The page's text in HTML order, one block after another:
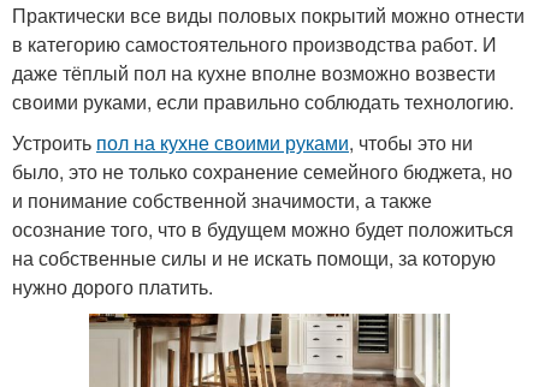
Практически все виды половых покрытий можно отнести
в категорию самостоятельного производства работ. И
даже тёплый пол на кухне вполне возможно возвести
своими руками, если правильно соблюдать технологию.
Устроить пол на кухне своими руками, чтобы это ни
было, это не только сохранение семейного бюджета, но
и понимание собственной значимости, а также
осознание того, что в будущем можно будет положиться
на собственные силы и не искать помощи, за которую
нужно дорого платить.